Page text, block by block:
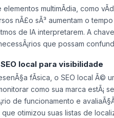
multimÃ­dia, como
nÃ£o sÃ³ aumentam o
de IA interpretarem. A
que possam
local para visibilidade
fÃ­sica, o SEO local Ã©
como sua marca estÃ¡
de funcionamento e
otimizou suas listas de